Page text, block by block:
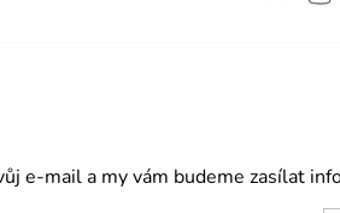
e-mail a my vám budeme zasílat